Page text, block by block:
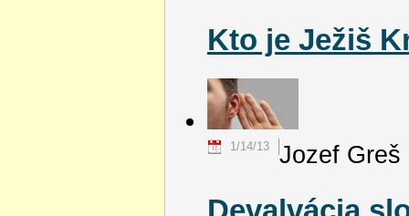
Kto je Ježiš
Jozef Greš
1/14/13